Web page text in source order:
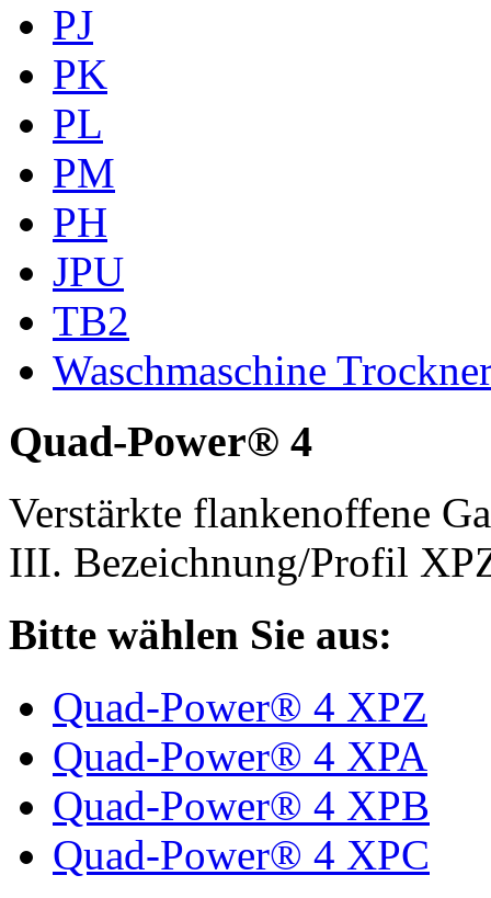
PJ
PK
PL
PM
PH
JPU
TB2
Waschmaschine
Quad-Power® 4
Verstärkte flankenoffene
III. Bezeichnung/Profil
Bitte wählen Sie aus:
Quad-Power® 4 XPZ
Quad-Power® 4 XPA
Quad-Power® 4 XPB
Quad-Power® 4 XPC